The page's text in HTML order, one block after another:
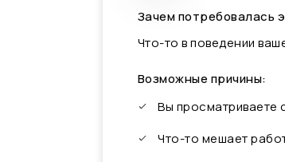
Зачем потребовалась
Что-то в поведении
Возможные причины:
Вы просматриваете
Что-то мешает